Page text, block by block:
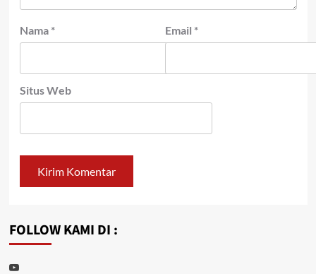
Nama * Email *
Situs Web
FOLLOW KAMI DI :
Youtube